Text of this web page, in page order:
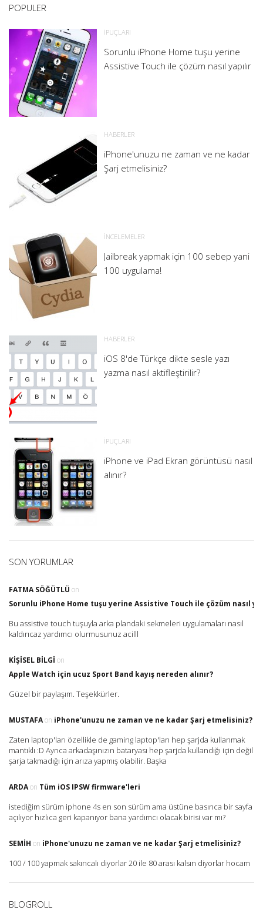
POPULER
İPUÇLARI
Sorunlu iPhone Home tuşu yerine
Assistive Touch ile çözüm nasıl yapılır
HABERLER
iPhone'unuzu ne zaman ve ne kadar
Şarj etmelisiniz?
İNCELEMELER
Jailbreak yapmak için 100 sebep yani
100 uygulama!
HABERLER
iOS 8'de Türkçe dikte sesle yazı
yazma nasıl aktifleştirilir?
İPUÇLARI
iPhone ve iPad Ekran görüntüsü nasıl
alınır?
SON YORUMLAR
FATMA SÖĞÜTLÜ on
Sorunlu iPhone Home tuşu yerine Assistive Touch ile çözüm nasıl
Bu assistive touch tuşuyla arka plandaki sekmeleri uygulamaları nasıl
kaldırıcaz yardımcı olurmusunuz acilll
KIŞISEL BILGI on
Apple Watch için ucuz Sport Band kayış nereden alınır?
Güzel bir paylaşım. Teşekkürler.
MUSTAFAon iPhone'unuzu ne zaman ve ne kadar Şarj etmelisiniz?
Zaten laptop'ları özellikle de gaming laptop'ları hep şarjda kullanmak
mantıklı :D Ayrıca arkadaşınızın bataryası hep şarjda kullandığı için değil
şarja takmadığı için arıza yapmış olabilir. Başka
ARDAon Tüm iOS IPSW firmware'leri
istediğim sürüm iphone 4s en son sürüm ama üstüne basınca bir sayfa
açılıyor hızlıca geri kapanıyor bana yardımcı olacak birisi var mı?
SEMIH on iPhone'unuzu ne zaman ve ne kadar Şarj etmelisiniz?
100 / 100 yapmak sakıncalı diyorlar 20 ile 80 arası kalsın diyorlar hocam
BLOGROLL